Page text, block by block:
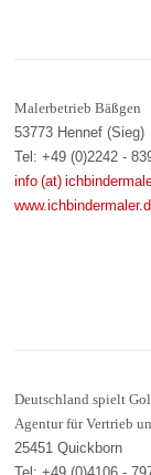
Malerbetrieb Bäßgen
53773 Hennef (Sieg)
Tel: +49 (0)2242 -
info (at)
Deutschland spielt
Agentur für Vertrieb
25451 Quickborn